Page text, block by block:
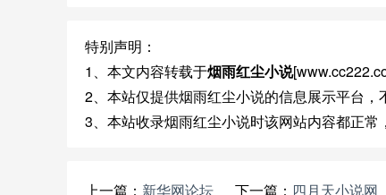
特别声明：
1、本文内容转载于烟雨红尘小说
2、本站仅提供烟雨红尘小说的信息展示平台，
3、本站收录烟雨红尘小说时该网站内容都正常
上一篇： 新华网论坛 下一篇： 四月天小说网